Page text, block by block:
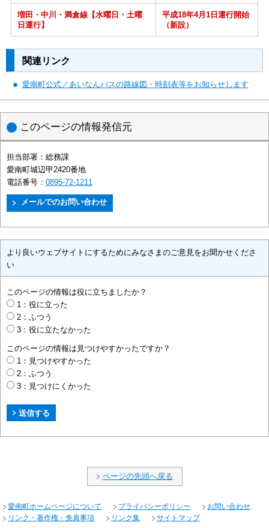
増田・中川・満倉線【水曜日・土曜
日運行】
平成18年4月1日運行開始
（新設）
関連リンク
愛南町公式／あいなんバスの路線図・時刻表等をお知らせします
このページの情報発信元
担当部署： 総務課
愛南町城辺甲2420番地
電話番号： 0895-72-1211
より良いウェブサイトにするためにみなさまのご意見をお聞かせくださ
い
このページの情報は役に立ちましたか？
1：役に立った
2：ふつう
3：役に立たなかった
このページの情報は見つけやすかったですか？
1：見つけやすかった
2：ふつう
3：見つけにくかった
ページの先頭へ戻る
愛南町ホームページについて プライバシーポリシー
お問い合わせ
リンク・著作権・免責事項
リンク集 サイトマップ